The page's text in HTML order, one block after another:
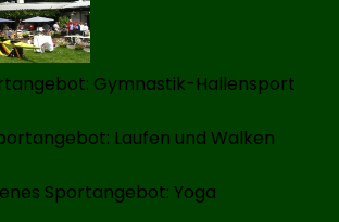
Gymnastik-Hallensport
Laufen und Walken
Sportangebot: Yoga